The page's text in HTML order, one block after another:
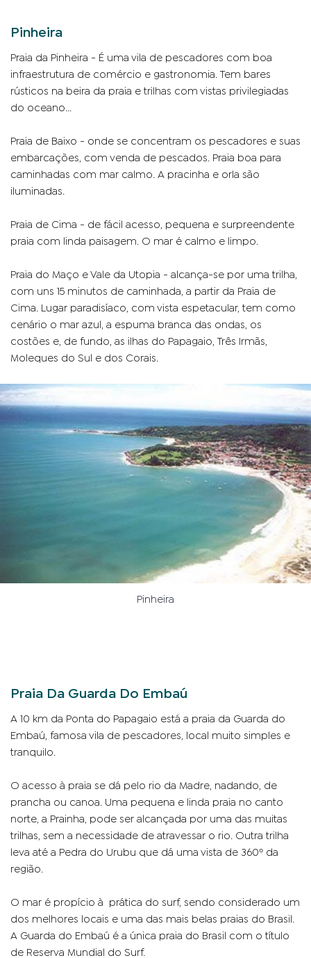
Pinheira
Praia da Pinheira - É uma vila de pescadores com boa
infraestrutura de comércio e gastronomia. Tem bares
rústicos na beira da praia e trilhas com vistas privilegiadas
do oceano...
Praia de Baixo - onde se concentram os pescadores e suas
embarcações, com venda de pescados. Praia boa para
caminhadas com mar calmo. A pracinha e orla são
iluminadas.
Praia de Cima - de fácil acesso, pequena e surpreendente
praia com linda paisagem. O mar é calmo e limpo.
Praia do Maço e Vale da Utopia - alcança-se por uma trilha,
com uns 15 minutos de caminhada, a partir da Praia de
Cima. Lugar paradisí­aco, com vista espetacular, tem como
cenário o mar azul, a espuma branca das ondas, os
costões e, de fundo, as ilhas do Papagaio, Três Irmãs,
Moleques do Sul e dos Corais.
Pinheira
Praia Da Guarda Do Embaú
A 10 km da Ponta do Papagaio está a praia da Guarda do
Embaú, famosa vila de pescadores, local muito simples e
tranquilo.
O acesso à praia se dá pelo rio da Madre, nadando, de
prancha ou canoa. Uma pequena e linda praia no canto
norte, a Prainha, pode ser alcançada por uma das muitas
trilhas, sem a necessidade de atravessar o rio. Outra trilha
leva até a Pedra do Urubu que dá uma vista de 360º da
região.
O mar é propício à prática do surf, sendo considerado um
dos melhores locais e uma das mais belas praias do Brasil.
A Guarda do Embaú é a única praia do Brasil com o título
de Reserva Mundial do Surf.